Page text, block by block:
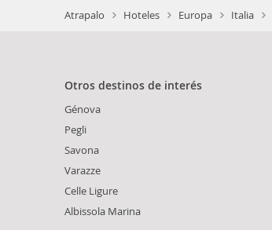
Atrapalo Hoteles Europa Italia
Otros destinos de interés
Génova
Pegli
Savona
Varazze
Celle Ligure
Albissola Marina